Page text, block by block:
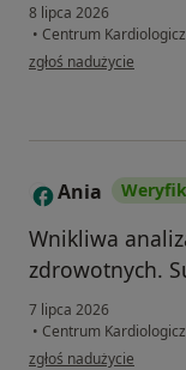
8 lipca 2026
• Centrum
w opinii użytkownika
zgłoś nadużycie
A Ania
Wnikliwa
zdrowotnych.
7 lipca 2026
• Centrum
w opinii użytkownika Ania
zgłoś nadużycie